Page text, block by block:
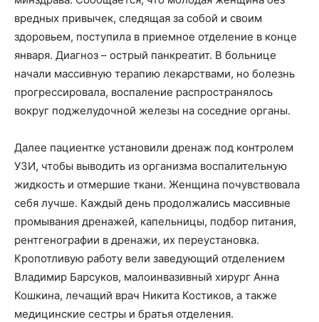
вредных привычек, следящая за собой и своим
здоровьем, поступила в приемное отделение в конце
января. Диагноз – острый панкреатит. В больнице
начали массивную терапию лекарствами, но болезнь
прогрессировала, воспаление распространялось
вокруг поджелудочной железы на соседние органы.
Далее пациентке установили дренаж под контролем
УЗИ, чтобы выводить из организма воспалительную
жидкость и отмершие ткани. Женщина почувствовала
себя лучше. Каждый день продолжались массивные
промывания дренажей, капельницы, подбор питания,
рентгенографии в дренажи, их переустановка.
Кропотливую работу вели заведующий отделением
Владимир Барсуков, малоинвазивный хирург Анна
Кошкина, лечащий врач Никита Костиков, а также
медицинские сестры и братья отделения.